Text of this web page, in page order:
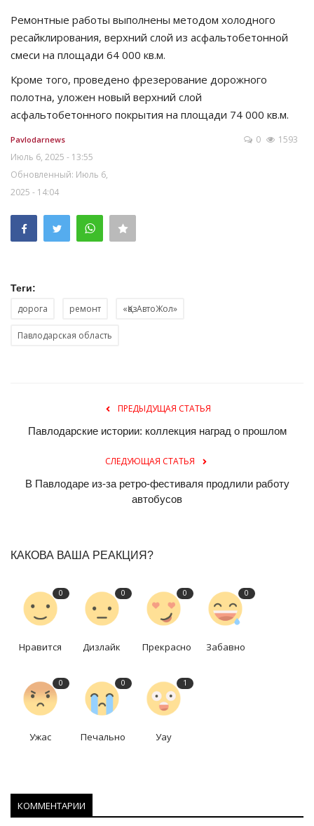
Ремонтные работы выполнены методом холодного
ресайклирования, верхний слой из асфальтобетонной
смеси на площади 64 000 кв.м.
Кроме того, проведено фрезерование дорожного
полотна, уложен новый верхний слой
асфальтобетонного покрытия на площади 74 000 кв.м.
Pavlodarnews
Июль 6, 2025 - 13:55
Обновленный: Июль 6,
2025 - 14:04
0 1593
Теги:
дорога ремонт «ҚазАвтоЖол»
Павлодарская область
ПРЕДЫДУЩАЯ СТАТЬЯ
Павлодарские истории: коллекция наград о прошлом
СЛЕДУЮЩАЯ СТАТЬЯ
В Павлодаре из-за ретро-фестиваля продлили работу
автобусов
КАКОВА ВАША РЕАКЦИЯ?
0
Нравится
0
Дизлайк
0
Прекрасно
0
Забавно
0
Ужас
0
Печально
1
Уау
КОММЕНТАРИИ